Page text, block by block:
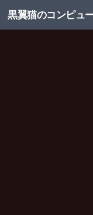
コンテンツへスキッ
黒翼猫のコンピュ